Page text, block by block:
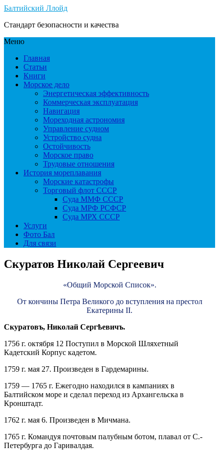
Балтийский Ллойд
Стандарт безопасности и качества
Меню
Главная
Статьи
Книги
Морское дело
Энергетическая эффективность
Коммерческая эксплуатация
Навигация
Мореходная астрономия
Управление судном
Устройство судна
Остойчивость
Морское право
Трудовые отношения
История мореплавания
Морские катастрофы
Торговый флот СССР
Суда ММФ СССР
Суда МРФ РСФСР
Суда МРХ СССР
Услуги
Фото Бал
Для связи
Скуратов Николай Сергеевич
«Общий Морской Список».
От кончины Петра Великого до вступления на престол
Екатерины II.
Скуратовъ, Николай Сергѣевичъ.
1756 г. октября 12 Поступил в Морской Шляхетный
Кадетский Корпус кадетом.
1759 г. мая 27. Произведен в Гардемарины.
1759 — 1765 г. Ежегодно находился в кампаниях в
Балтийском море и сделал переход из Архангельска в
Кронштадт.
1762 г. мая 6. Произведен в Мичмана.
1765 г. Командуя почтовым палубным ботом, плавал от С.-
Петербурга до Гаривалдая.